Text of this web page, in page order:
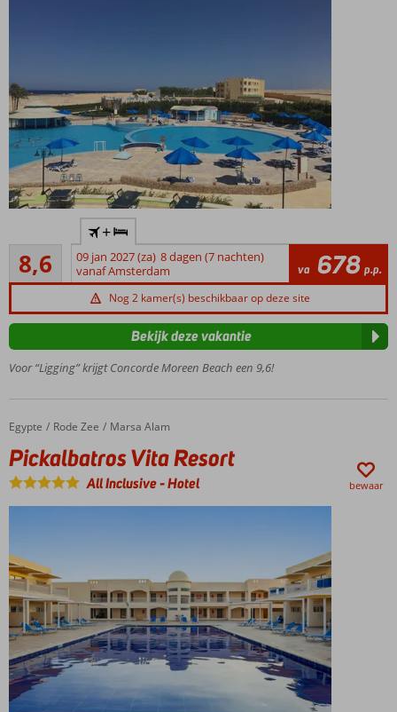
baai
van
Abu
Direct
aan
het
Ontspannen
in het Spa
8,6Aanrader
5
beoordelingen
+
09 jan 2027 (za) 8 dagen (7 nachten)
vanaf Amsterdam
va 678 p.p.
Nog 2 kamer(s) beschikbaar op deze site
Voor “Ligging” krijgt Concorde Moreen Beach een 9,6!
Bekijk deze vakantie
Home
Egypte Rode Zee Marsa Alam
Pickalbatros Vita Resort
Pickalbatros Vita Resort
All Inclusive-Hotel bewaar